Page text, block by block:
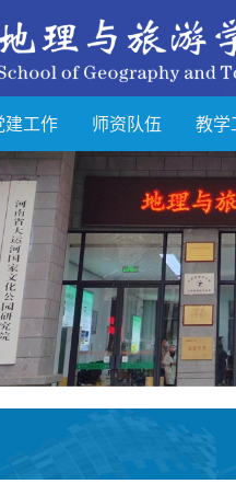
建工作 师资队伍 教学